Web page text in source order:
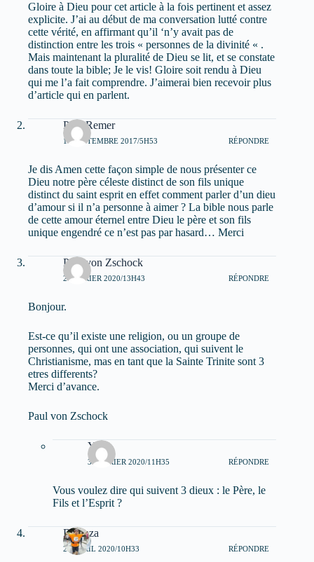
Gloire à Dieu pour cet article à la fois pertinent et assez
explicite. J’ai au début de ma conversation lutté contre
cette vérité, en affirmant qu’il ‘n’y avait pas de
distinction entre les trois « personnes de la divinité « .
Mais maintenant la pluralité de Dieu se lit, et se constate
dans toute la bible; Je le vis! Gloire soit rendu à Dieu
qui me l’a fait comprendre. J’aimerai bien recevoir plus
d’article qui en parlent.
Paul Remer
16 SEPTEMBRE 2017/5H53 RÉPONDRE
Je dis Amen cette façon simple de nous présenter ce
Dieu notre père céleste distinct de son fils unique
distinct du saint esprit en effet comment parler d’un dieu
d’amour si il n’a personne à aimer ? La bible nous parle
de cette amour éternel entre Dieu le père et son fils
unique engendré ce n’est pas par hasard… Merci
Paul von Zschock
2 FÉVRIER 2020/13H43 RÉPONDRE
Bonjour.
Est-ce qu’il existe une religion, ou un groupe de
personnes, qui ont une association, qui suivent le
Christianisme, mas en tant que la Sainte Trinite sont 3
etres differents?
Merci d’avance.
Paul von Zschock
Yoh
3 FÉVRIER 2020/11H35 RÉPONDRE
Vous voulez dire qui suivent 3 dieux : le Père, le
Fils et l’Esprit ?
Bentaza
22 AVRIL 2020/10H33 RÉPONDRE